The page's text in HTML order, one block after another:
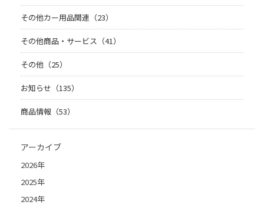
その他カー用品関連（23）
その他商品・サービス（41）
その他（25）
お知らせ（135）
商品情報（53）
アーカイブ
2026年
2025年
2024年